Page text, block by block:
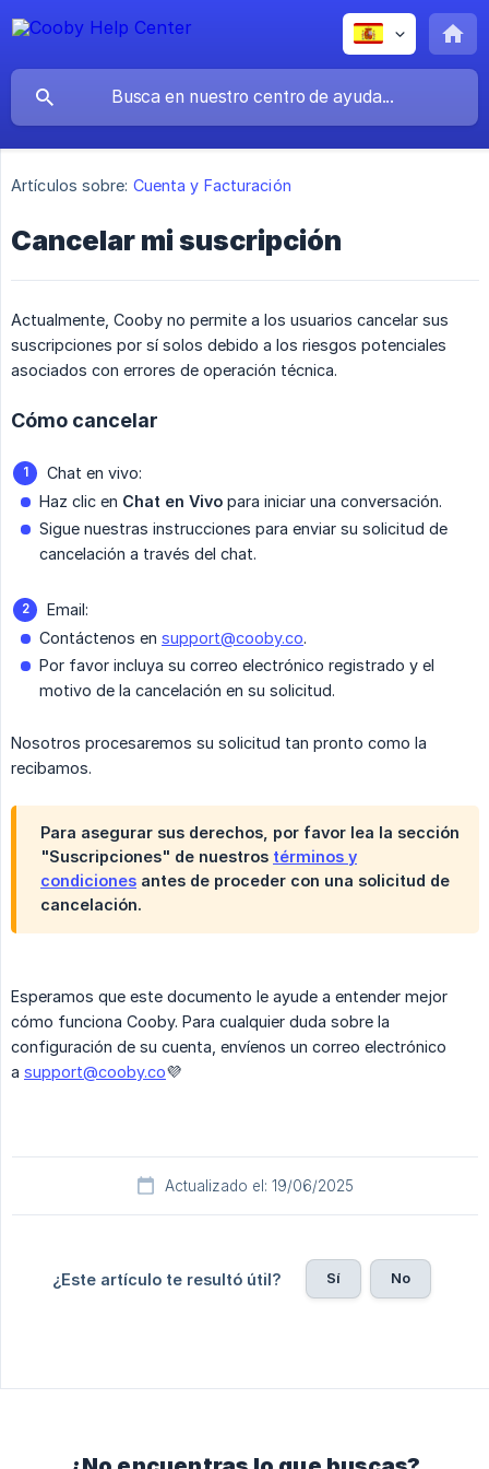
Artículos sobre: Cuenta y Facturación
Cancelar mi suscripción
Actualmente, Cooby no permite a los usuarios cancelar sus
suscripciones por sí solos debido a los riesgos potenciales
asociados con errores de operación técnica.
Cómo cancelar
Chat en vivo:
Haz clic en Chat en Vivo para iniciar una conversación.
Sigue nuestras instrucciones para enviar su solicitud de
cancelación a través del chat.
Email:
Contáctenos en support@cooby.co.
Por favor incluya su correo electrónico registrado y el
motivo de la cancelación en su solicitud.
Nosotros procesaremos su solicitud tan pronto como la
recibamos.
Para asegurar sus derechos, por favor lea la sección
"Suscripciones" de nuestros términos y
condiciones antes de proceder con una solicitud de
cancelación.
Esperamos que este documento le ayude a entender mejor
cómo funciona Cooby. Para cualquier duda sobre la
configuración de su cuenta, envíenos un correo electrónico
a support@cooby.co💜
Actualizado el: 19/06/2025
¿Este artículo te resultó útil? Sí No